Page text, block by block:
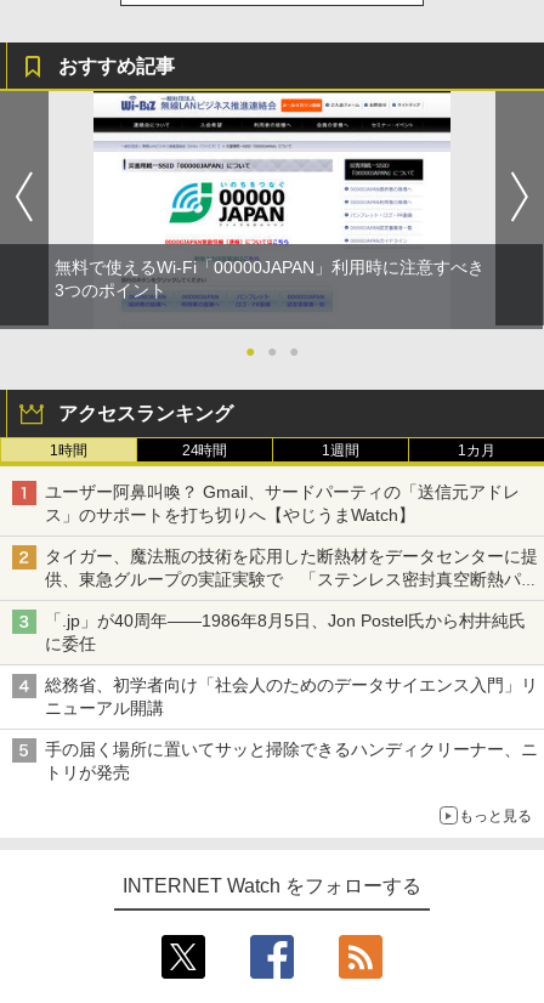
おすすめ記事
無料で使えるWi-Fi「00000JAPAN」利用時に注意すべき
3つのポイント
● ● ●
アクセスランキング
1時間 24時間 1週間 1カ月
ユーザー阿鼻叫喚？ Gmail、サードパーティの「送信元アドレ
ス」のサポートを打ち切りへ【やじうまWatch】
タイガー、魔法瓶の技術を応用した断熱材をデータセンターに提
供、東急グループの実証実験で 「ステンレス密封真空断熱パネ
ル TIVIP」
「.jp」が40周年――1986年8月5日、Jon Postel氏から村井純氏
に委任
総務省、初学者向け「社会人のためのデータサイエンス入門」リ
ニューアル開講
手の届く場所に置いてサッと掃除できるハンディクリーナー、ニ
トリが発売
もっと見る
INTERNET Watch をフォローする